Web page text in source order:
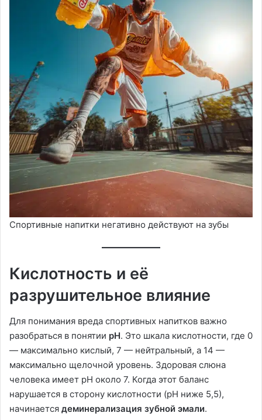
Спортивные напитки негативно действуют на зубы
Кислотность и её
разрушительное влияние
Для понимания вреда спортивных напитков важно
разобраться в понятии pH. Это шкала кислотности, где 0
— максимально кислый, 7 — нейтральный, а 14 —
максимально щелочной уровень. Здоровая слюна
человека имеет pH около 7. Когда этот баланс
нарушается в сторону кислотности (pH ниже 5,5),
начинается деминерализация зубной эмали.